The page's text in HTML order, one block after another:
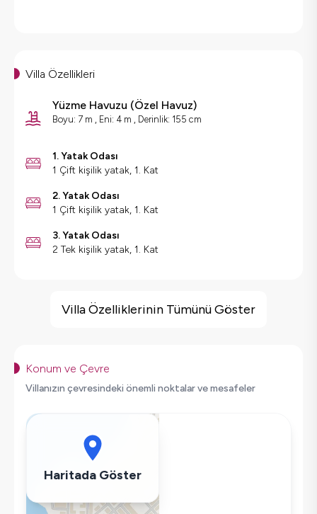
Villa Özellikleri
Yüzme Havuzu (Özel Havuz)
Boyu: 7 m , Eni: 4 m , Derinlik: 155 cm
1. Yatak Odası
1 Çift kişilik yatak, 1. Kat
2. Yatak Odası
1 Çift kişilik yatak, 1. Kat
3. Yatak Odası
2 Tek kişilik yatak, 1. Kat
Geniş Ailelere Uygun
Şömine
Bulaşık Makinesi
Çamaşır Makinesi
Wifi / İnternet
Villa Özelliklerinin Tümünü Göster
Konum ve Çevre
Villanızın çevresindeki önemli noktalar ve mesafeler
Haritada Göster